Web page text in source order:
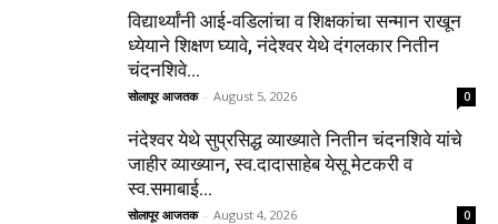
विद्यार्थ्यांनी आई-वडिलांचा व शिक्षकांचा सन्मान राखून
ध्येयाने शिक्षण घ्यावे, नंदेश्वर येथे दंगलकार नितीन
चंदनशिवे...
सोलापूर आजतक - August 5, 2026 0
नंदेश्वर येथे सुप्रसिद्ध व्याख्याते नितीन चंदनशिवे यांचे
जाहीर व्याख्यान, स्व.दादासाहेब येसू मेटकरी व
स्व.समाबाई...
सोलापूर आजतक - August 4, 2026 0